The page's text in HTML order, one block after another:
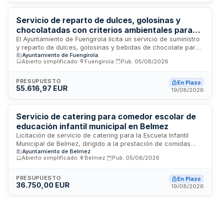
normativa vigente.
Servicio de reparto de dulces, golosinas y
chocolatadas con criterios ambientales para
eventos y actividades del Ayuntamiento de
Fuengirola
El Ayuntamiento de Fuengirola licita un servicio de suministro
y reparto de dulces, golosinas y bebidas de chocolate para
las diferentes actividades y eventos organizados por sus
concejalías. El contrato se estructura en lotes independientes
priorizando criterios ambientales en la prestación del
servicio. La ejecución se tramita mediante procedimiento
Ayuntamiento de Fuengirola
Abierto simplificado
Fuengirola Pub. 05/08/2026
PRESUPUESTO
55.616,97 EUR
En Plazo
19/08/2026
Servicio de catering para comedor escolar de
educación infantil municipal en Belmez
Licitación de servicio de catering para la Escuela Infantil
Municipal de Belmez, dirigido a la prestación de comidas
elaboradas para menores de cero a tres años. El
Ayuntamiento de Belmez licita mediante procedimiento
de menús diarios en modalidad de catering, con duración de
doce meses iniciándose en septiembre de dos mil veintiséis.
Ayuntamiento de Belmez
Abierto simplificado
Belmez Pub. 05/08/2026
PRESUPUESTO
36.750,00 EUR
En Plazo
19/08/2026